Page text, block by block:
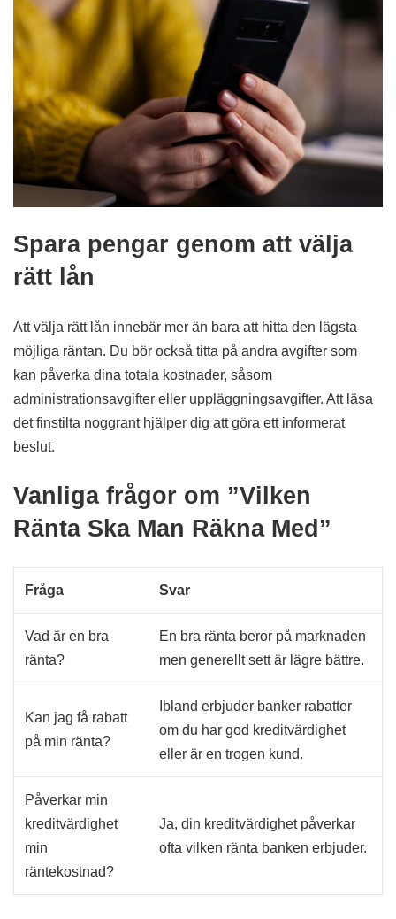
Spara pengar genom att välja
rätt lån
Att välja rätt lån innebär mer än bara att hitta den lägsta
möjliga räntan. Du bör också titta på andra avgifter som
kan påverka dina totala kostnader, såsom
administrationsavgifter eller uppläggningsavgifter. Att läsa
det finstilta noggrant hjälper dig att göra ett informerat
beslut.
Vanliga frågor om ”Vilken
Ränta Ska Man Räkna Med”
Fråga Svar
Vad är en bra
ränta?
En bra ränta beror på marknaden
men generellt sett är lägre bättre.
Kan jag få rabatt
på min ränta?
Ibland erbjuder banker rabatter
om du har god kreditvärdighet
eller är en trogen kund.
Påverkar min
kreditvärdighet
min
räntekostnad?
Ja, din kreditvärdighet påverkar
ofta vilken ränta banken erbjuder.